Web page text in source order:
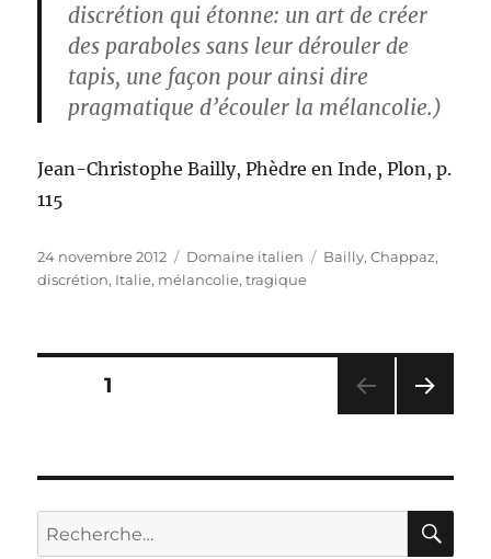
discrétion qui étonne: un art de créer
des paraboles sans leur dérouler de
tapis, une façon pour ainsi dire
pragmatique d’écouler la mélancolie.)
Jean-Christophe Bailly, Phèdre en Inde, Plon, p.
115
Publié
le
24 novembre 2012 Catégories
Domaine italien Étiquettes
Bailly,Chappaz,
discrétion, Italie, mélancolie,tragique
Pagination
publications
PAGE1
ANT
E
Recherche